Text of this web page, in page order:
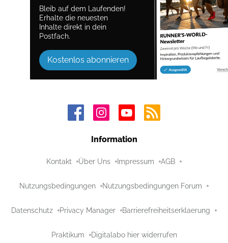
Bleib auf dem Laufenden!
Erhalte die neuesten
Inhalte direkt in dein
Postfach.
Kostenlos abonnieren
Information
Kontakt Über Uns Impressum AGB
Nutzungsbedingungen Nutzungsbedingungen Forum
Datenschutz Privacy Manager Barrierefreiheitserklaerung
Praktikum Digitalabo hier widerrufen